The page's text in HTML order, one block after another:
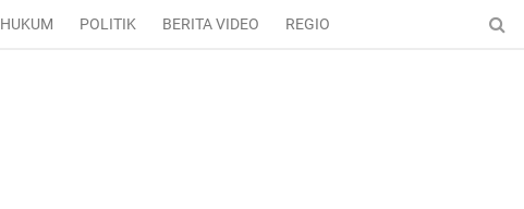
HUKUM POLITIK BERITA VIDEO REGIONAL ENTERTAINMENT